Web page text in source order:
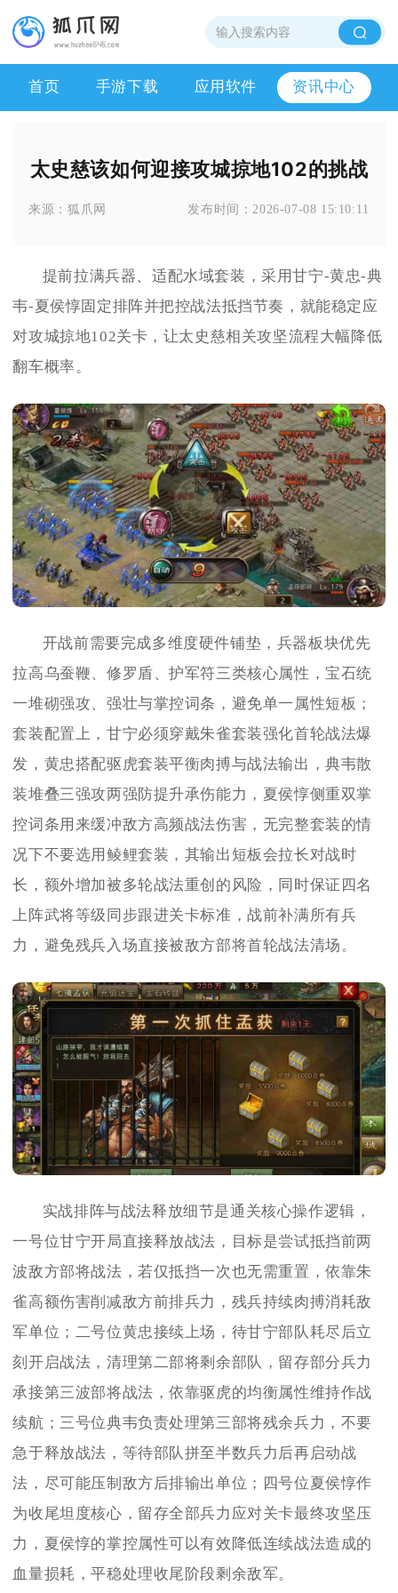
首页 手游下载 应用软件 资讯中心
太史慈该如何迎接攻城掠地102的挑战
来源：狐爪网 发布时间：2026-07-08 15:10:11
提前拉满兵器、适配水域套装，采用甘宁-黄忠-典
韦-夏侯惇固定排阵并把控战法抵挡节奏，就能稳定应
对攻城掠地102关卡，让太史慈相关攻坚流程大幅降低
翻车概率。
开战前需要完成多维度硬件铺垫，兵器板块优先
拉高乌蚕鞭、修罗盾、护军符三类核心属性，宝石统
一堆砌强攻、强壮与掌控词条，避免单一属性短板；
套装配置上，甘宁必须穿戴朱雀套装强化首轮战法爆
发，黄忠搭配驱虎套装平衡肉搏与战法输出，典韦散
装堆叠三强攻两强防提升承伤能力，夏侯惇侧重双掌
控词条用来缓冲敌方高频战法伤害，无完整套装的情
况下不要选用鲮鲤套装，其输出短板会拉长对战时
长，额外增加被多轮战法重创的风险，同时保证四名
上阵武将等级同步跟进关卡标准，战前补满所有兵
力，避免残兵入场直接被敌方部将首轮战法清场。
实战排阵与战法释放细节是通关核心操作逻辑，
一号位甘宁开局直接释放战法，目标是尝试抵挡前两
波敌方部将战法，若仅抵挡一次也无需重置，依靠朱
雀高额伤害削减敌方前排兵力，残兵持续肉搏消耗敌
军单位；二号位黄忠接续上场，待甘宁部队耗尽后立
刻开启战法，清理第二部将剩余部队，留存部分兵力
承接第三波部将战法，依靠驱虎的均衡属性维持作战
续航；三号位典韦负责处理第三部将残余兵力，不要
急于释放战法，等待部队拼至半数兵力后再启动战
法，尽可能压制敌方后排输出单位；四号位夏侯惇作
为收尾坦度核心，留存全部兵力应对关卡最终攻坚压
力，夏侯惇的掌控属性可以有效降低连续战法造成的
血量损耗，平稳处理收尾阶段剩余敌军。